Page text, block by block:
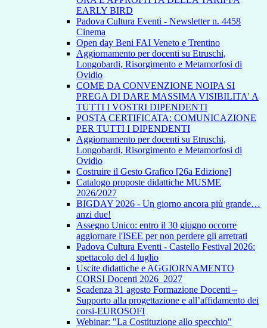
EARLY BIRD
Padova Cultura Eventi - Newsletter n. 4458
Cinema
Open day Beni FAI Veneto e Trentino
Aggiornamento per docenti su Etruschi,
Longobardi, Risorgimento e Metamorfosi di
Ovidio
COME DA CONVENZIONE NOIPA SI
PREGA DI DARE MASSIMA VISIBILITA' A
TUTTI I VOSTRI DIPENDENTI
POSTA CERTIFICATA: COMUNICAZIONE
PER TUTTI I DIPENDENTI
Aggiornamento per docenti su Etruschi,
Longobardi, Risorgimento e Metamorfosi di
Ovidio
Costruire il Gesto Grafico [26a Edizione]
Catalogo proposte didattiche MUSME
2026/2027
BIGDAY 2026 - Un giorno ancora più grande…
anzi due!
Assegno Unico: entro il 30 giugno occorre
aggiornare l'ISEE per non perdere gli arretrati
Padova Cultura Eventi - Castello Festival 2026:
spettacolo del 4 luglio
Uscite didattiche e AGGIORNAMENTO
CORSI Docenti 2026_2027
Scadenza 31 agosto Formazione Docenti –
Supporto alla progettazione e all’affidamento dei
corsi-EUROSOFI
Webinar: "La Costituzione allo specchio"